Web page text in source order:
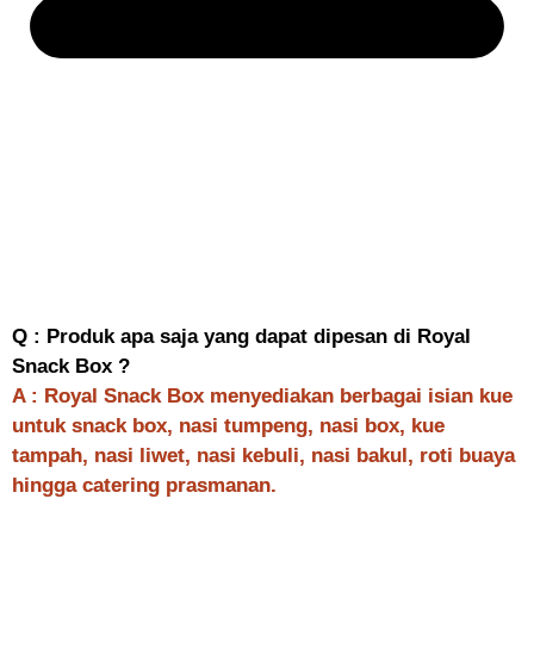
Q : Produk apa saja yang dapat dipesan di Royal
Snack Box ?
A : Royal Snack Box menyediakan berbagai isian kue
untuk snack box, nasi tumpeng, nasi box, kue
tampah, nasi liwet, nasi kebuli, nasi bakul, roti buaya
hingga catering prasmanan.